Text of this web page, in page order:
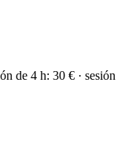
de 4 h: 30 € · sesión